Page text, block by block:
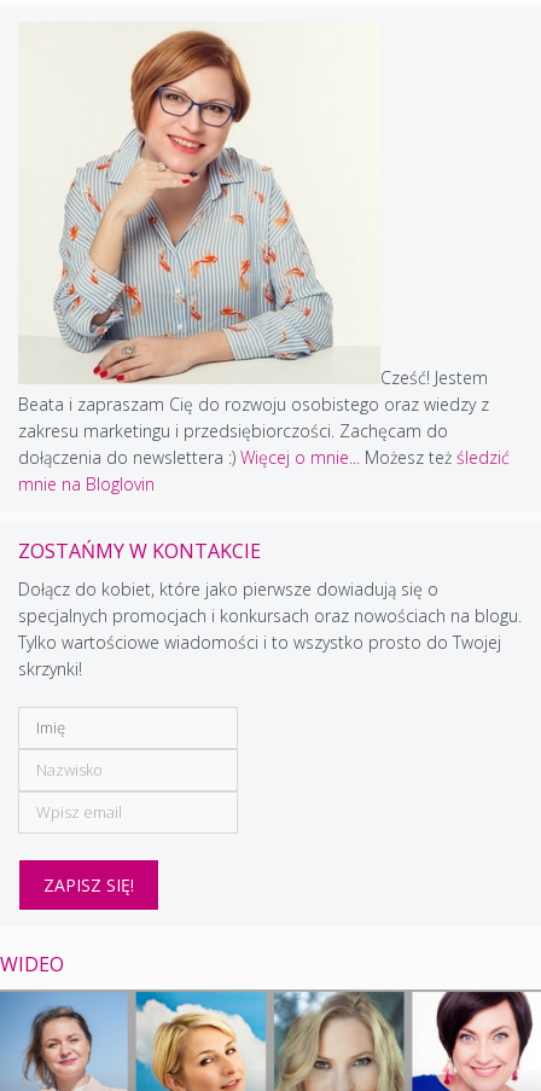
Cześć! Jestem
Beata i zapraszam Cię do rozwoju osobistego oraz wiedzy z
zakresu marketingu i przedsiębiorczości. Zachęcam do
dołączenia do newslettera :) Więcej o mnie... Możesz też śledzić
mnie na Bloglovin
ZOSTAŃMY W KONTAKCIE
Dołącz do kobiet, które jako pierwsze dowiadują się o
specjalnych promocjach i konkursach oraz nowościach na blogu.
Tylko wartościowe wiadomości i to wszystko prosto do Twojej
skrzynki!
WIDEO